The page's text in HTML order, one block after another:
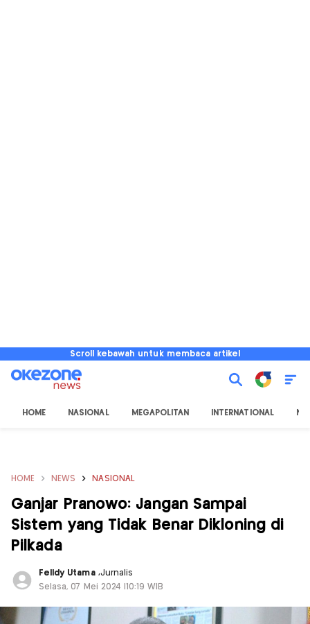
Scroll kebawah untuk membaca artikel
HOME NASIONAL MEGAPOLITAN INTERNATIONAL
HOME NEWS NASIONAL
Ganjar Pranowo: Jangan Sampai
Sistem yang Tidak Benar Dikloning di
Pilkada
Felldy Utama ,Jurnalis
Selasa, 07 Mei 2024 |10:19 WIB